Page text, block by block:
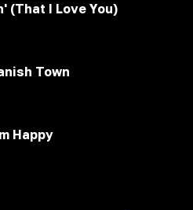
(That I Love You)
Town
Happy